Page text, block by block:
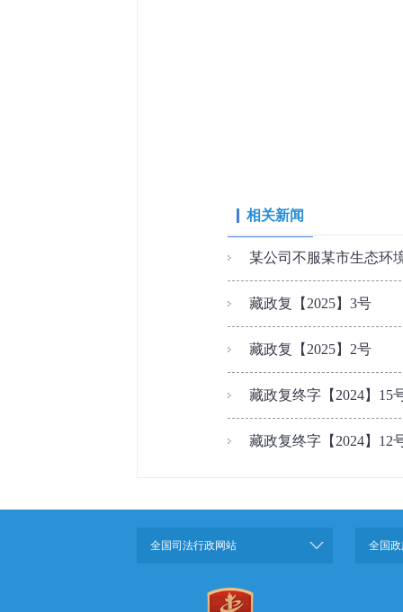
相关新闻
某公司不服某市生态环
藏政复【2025】3号
藏政复【2025】2号
藏政复终字【2024】15
藏政复终字【2024】12
全国司法行政网站 全国